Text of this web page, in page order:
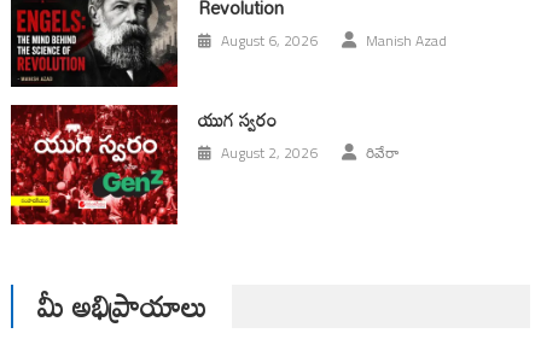
Revolution
August 6, 2026 Manish Azad
యుగ స్వ‌రం
August 2, 2026 రివేరా
మీ అభిప్రాయాలు